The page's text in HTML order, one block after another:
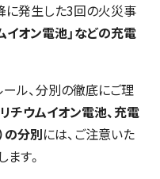
に発生した3回の火災事
イオン電池」などの充電
ル、分別の徹底にご理
リチウムイオン電池、充電
の分別には、ご注意いた
す。